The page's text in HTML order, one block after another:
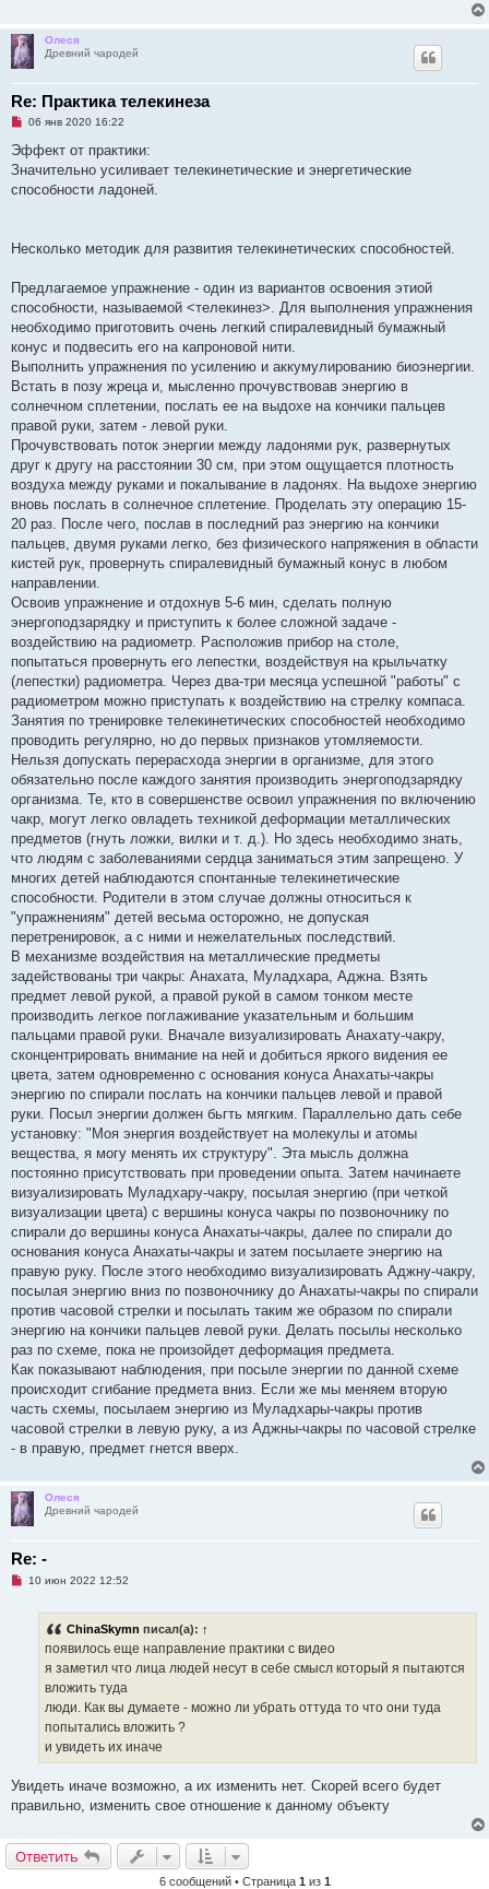
Олеся
Древний чародей
Re: Практика телекинеза
Н
п
р
о
ч
н
с
о
б
щ
н
и
06 янв 2020 16:22
Эффект от практики:
Значительно усиливает телекинетические и энергетические
способности ладоней.
Несколько методик для развития телекинетических способностей.
Предлагаемое упражнение - один из вариантов освоения этиой
способности, называемой <телекинез>. Для выполнения упражнения
необходимо приготовить очень легкий спиралевидный бумажный
конус и подвесить его на капроновой нити.
Выполнить упражнения по усилению и аккумулированию биоэнергии.
Встать в позу жреца и, мысленно прочувствовав энергию в
солнечном сплетении, послать ее на выдохе на кончики пальцев
правой руки, затем - левой руки.
Прочувствовать поток энергии между ладонями рук, развернутых
друг к другу на расстоянии 30 см, при этом ощущается плотность
воздуха между руками и покалывание в ладонях. На выдохе энергию
вновь послать в солнечное сплетение. Проделать эту операцию 15-
20 раз. После чего, послав в последний раз энергию на кончики
пальцев, двумя руками легко, без физического напряжения в области
кистей рук, провернуть спиралевидный бумажный конус в любом
направлении.
Освоив упражнение и отдохнув 5-6 мин, сделать полную
энергоподзарядку и приступить к более сложной задаче -
воздействию на радиометр. Расположив прибор на столе,
попытаться провернуть его лепестки, воздействуя на крыльчатку
(лепестки) радиометра. Через два-три месяца успешной "работы" с
радиометром можно приступать к воздействию на стрелку компаса.
Занятия по тренировке телекинетических способностей необходимо
проводить регулярно, но до первых признаков утомляемости.
Нельзя допускать перерасхода энергии в организме, для этого
обязательно после каждого занятия производить энергоподзарядку
организма. Те, кто в совершенстве освоил упражнения по включению
чакр, могут легко овладеть техникой деформации металлических
предметов (гнуть ложки, вилки и т. д.). Но здесь необходимо знать,
что людям с заболеваниями сердца заниматься этим запрещено. У
многих детей наблюдаются спонтанные телекинетические
способности. Родители в этом случае должны относиться к
"упражнениям" детей весьма осторожно, не допуская
перетренировок, а с ними и нежелательных последствий.
В механизме воздействия на металлические предметы
задействованы три чакры: Анахата, Муладхара, Аджна. Взять
предмет левой рукой, а правой рукой в самом тонком месте
производить легкое поглаживание указательным и большим
пальцами правой руки. Вначале визуализировать Анахату-чакру,
сконцентрировать внимание на ней и добиться яркого видения ее
цвета, затем одновременно с основания конуса Анахаты-чакры
энергию по спирали послать на кончики пальцев левой и правой
руки. Посыл энергии должен бьгть мягким. Параллельно дать себе
установку: "Моя энергия воздействует на молекулы и атомы
вещества, я могу менять их структуру". Эта мысль должна
постоянно присутствовать при проведении опыта. Затем начинаете
визуализировать Муладхару-чакру, посылая энергию (при четкой
визуализации цвета) с вершины конуса чакры по позвоночнику по
спирали до вершины конуса Анахаты-чакры, далее по спирали до
основания конуса Анахаты-чакры и затем посылаете энергию на
правую руку. После этого необходимо визуализировать Аджну-чакру,
посылая энергию вниз по позвоночнику до Анахаты-чакры по спирали
против часовой стрелки и посылать таким же образом по спирали
энергию на кончики пальцев левой руки. Делать посылы несколько
раз по схеме, пока не произойдет деформация предмета.
Как показывают наблюдения, при посыле энергии по данной схеме
происходит сгибание предмета вниз. Если же мы меняем вторую
часть схемы, посылаем энергию из Муладхары-чакры против
часовой стрелки в левую руку, а из Аджны-чакры по часовой стрелке
- в правую, предмет гнется вверх.
Олеся
Древний чародей
Re: -
Н
б
щ
и
е
10 июн 2022 12:52
ChinaSkymn писал(а): ↑
появилось еще направление практики с видео
я заметил что лица людей несут в себе смысл который я пытаются
вложить туда
люди. Как вы думаете - можно ли убрать оттуда то что они туда
попытались вложить ?
и увидеть их иначе
Увидеть иначе возможно, а их изменить нет. Скорей всего будет
правильно, изменить свое отношение к данному объекту
Ответить
6 сообщений • Страница 1 из 1